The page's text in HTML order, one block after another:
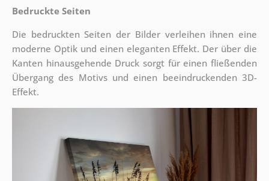
Bedruckte Seiten
Die bedruckten Seiten der Bilder verleihen ihnen eine
moderne Optik und einen eleganten Effekt. Der über die
Kanten hinausgehende Druck sorgt für einen fließenden
Übergang des Motivs und einen beeindruckenden 3D-
Effekt.